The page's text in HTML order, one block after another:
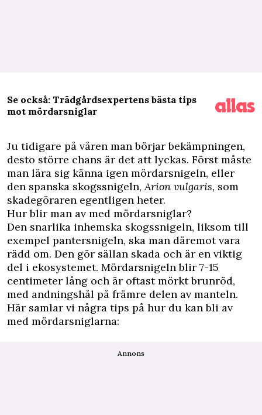
Se också: Trädgårdsexpertens bästa tips
mot mördarsniglar
Ju tidigare på våren man börjar bekämpningen,
desto större chans är det att lyckas. Först måste
man lära sig känna igen mördarsnigeln, eller
den spanska skogssnigeln,Arion vulgaris, som
skadegöraren egentligen heter.
Hur blir man av med mördarsniglar?
Den snarlika inhemska skogssnigeln, liksom till
exempel pantersnigeln, ska man däremot vara
rädd om. Den gör sällan skada och är en viktig
del i ekosystemet. Mördarsnigeln blir 7-15
centimeter lång och är oftast mörkt brunröd,
med andningshål på främre delen av manteln.
Här samlar vi några tips på hur du kan bli av
med mördarsniglarna:
Annons